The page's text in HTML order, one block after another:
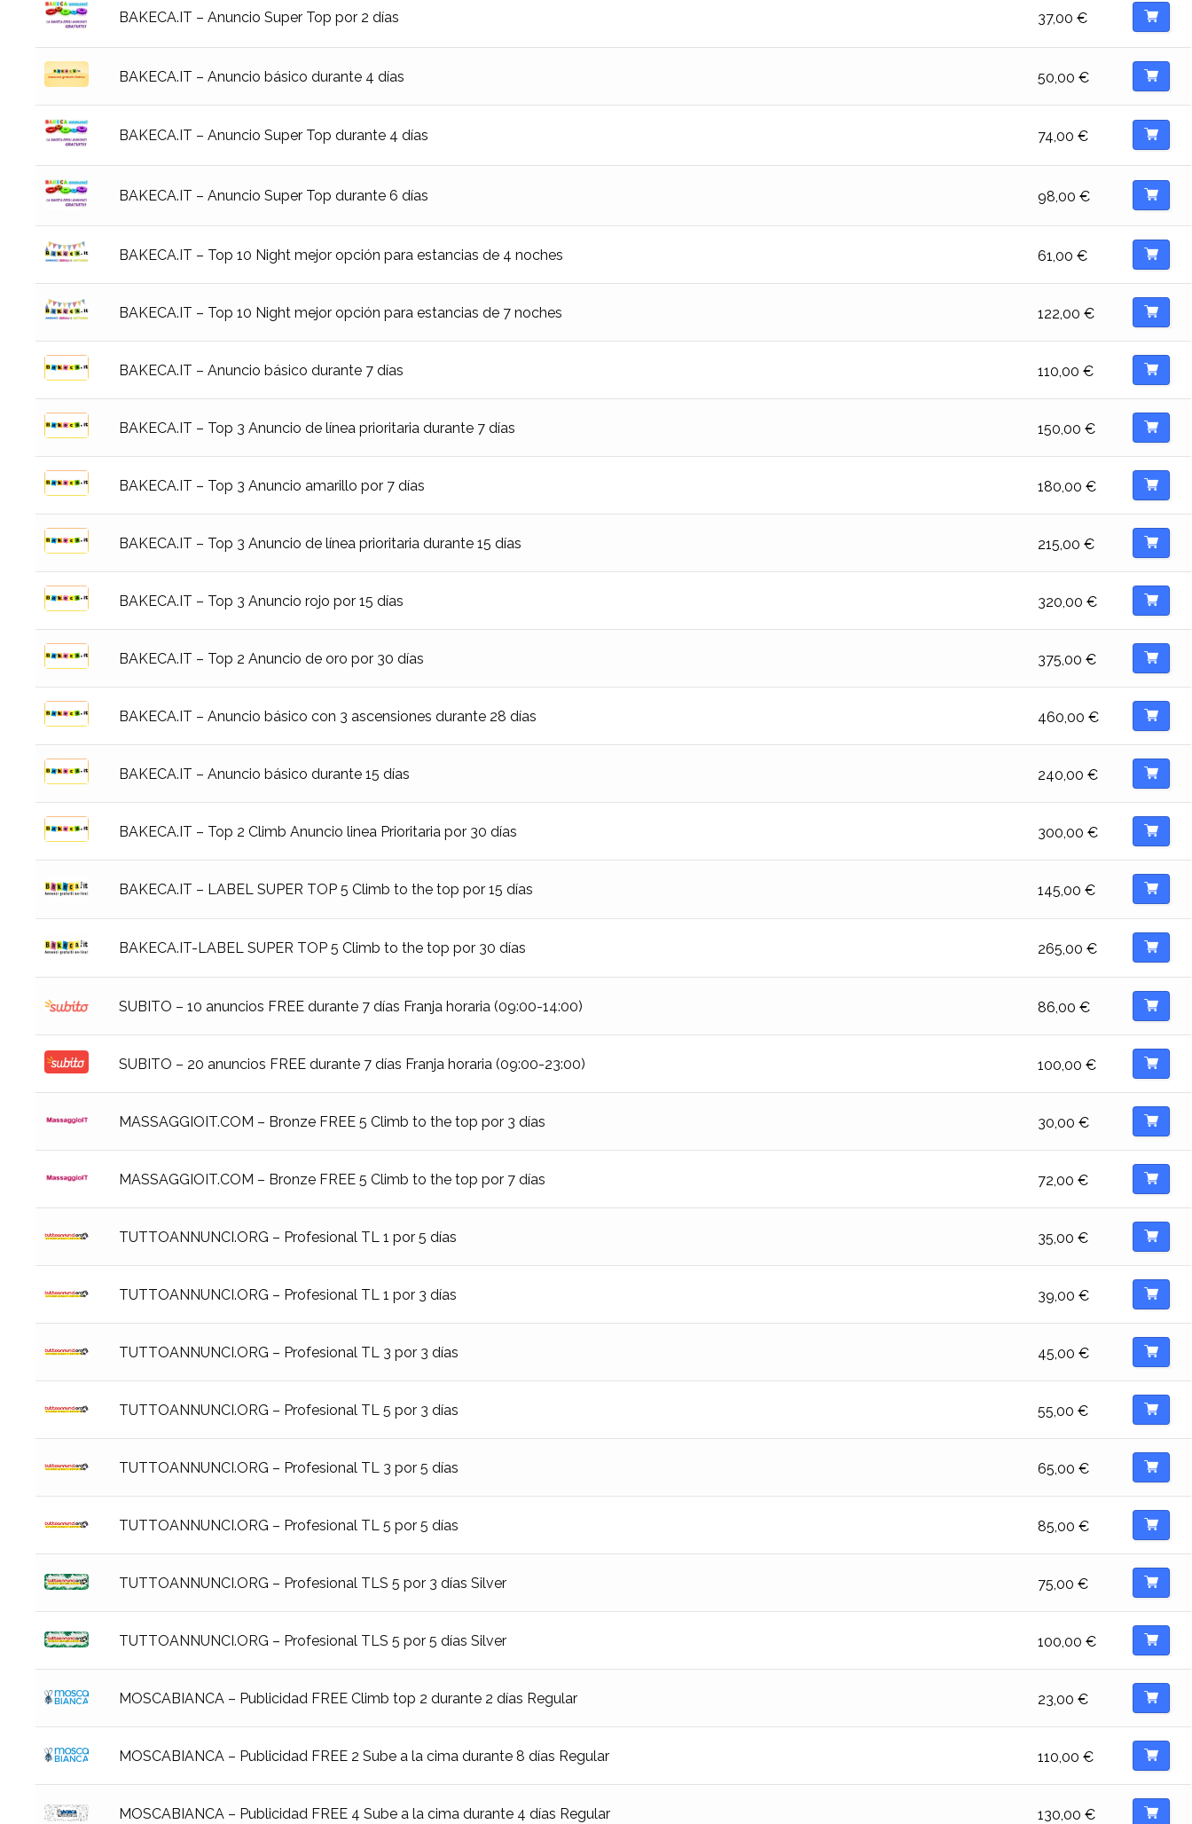
BAKECA.IT – Anuncio Super Top por 2 días 37,00 €
BAKECA.IT – Anuncio básico durante 4 días 50,00 €
BAKECA.IT – Anuncio Super Top durante 4 días 74,00 €
BAKECA.IT – Anuncio Super Top durante 6 días 98,00 €
BAKECA.IT – Top 10 Night mejor opción para estancias de 4 noches 61,00 €
BAKECA.IT – Top 10 Night mejor opción para estancias de 7 noches 122,00 €
BAKECA.IT – Anuncio básico durante 7 días 110,00 €
BAKECA.IT – Top 3 Anuncio de línea prioritaria durante 7 días 150,00 €
BAKECA.IT – Top 3 Anuncio amarillo por 7 días 180,00 €
BAKECA.IT – Top 3 Anuncio de línea prioritaria durante 15 días 215,00 €
BAKECA.IT – Top 3 Anuncio rojo por 15 días 320,00 €
BAKECA.IT – Top 2 Anuncio de oro por 30 días 375,00 €
BAKECA.IT – Anuncio básico con 3 ascensiones durante 28 días 460,00 €
BAKECA.IT – Anuncio básico durante 15 días 240,00 €
BAKECA.IT – Top 2 Climb Anuncio linea Prioritaria por 30 días 300,00 €
BAKECA.IT – LABEL SUPER TOP 5 Climb to the top por 15 días 145,00 €
BAKECA.IT-LABEL SUPER TOP 5 Climb to the top por 30 días 265,00 €
SUBITO – 10 anuncios FREE durante 7 días Franja horaria (09:00-14:00) 86,00 €
SUBITO – 20 anuncios FREE durante 7 días Franja horaria (09:00-23:00) 100,00 €
MASSAGGIOIT.COM – Bronze FREE 5 Climb to the top por 3 días 30,00 €
MASSAGGIOIT.COM – Bronze FREE 5 Climb to the top por 7 días 72,00 €
TUTTOANNUNCI.ORG – Profesional TL 1 por 5 días 35,00 €
TUTTOANNUNCI.ORG – Profesional TL 1 por 3 días 39,00 €
TUTTOANNUNCI.ORG – Profesional TL 3 por 3 días 45,00 €
TUTTOANNUNCI.ORG – Profesional TL 5 por 3 días 55,00 €
TUTTOANNUNCI.ORG – Profesional TL 3 por 5 días 65,00 €
TUTTOANNUNCI.ORG – Profesional TL 5 por 5 días 85,00 €
TUTTOANNUNCI.ORG – Profesional TLS 5 por 3 días Silver 75,00 €
TUTTOANNUNCI.ORG – Profesional TLS 5 por 5 días Silver 100,00 €
MOSCABIANCA – Publicidad FREE Climb top 2 durante 2 días Regular 23,00 €
MOSCABIANCA – Publicidad FREE 2 Sube a la cima durante 8 días Regular 110,00 €
MOSCABIANCA – Publicidad FREE 4 Sube a la cima durante 4 días Regular 130,00 €